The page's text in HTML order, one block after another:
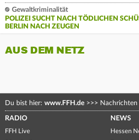
Gewaltkriminalität
POLIZEI SUCHT NACH TÖDLICHEN
BERLIN NACH ZEUGEN
AUS DEM NETZ
Du bist hier: www.FFH.de >>> Nachrichten
RADIO
FFH Live
NEWS
Hessen